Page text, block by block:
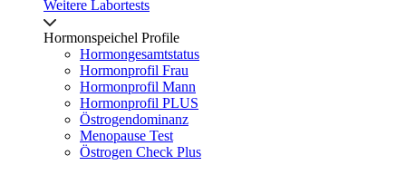
Weitere Labortests
Hormonspeichel Profile
Hormongesamtstatus
Hormonprofil Frau
Hormonprofil Mann
Hormonprofil PLUS
Östrogendominanz
Menopause Test
Östrogen Check Plus